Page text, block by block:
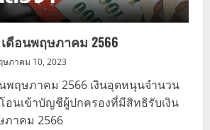
ดือนพฤษภาคม 2566
ษภาคม 10, 2023
พฤษภาคม 2566 เงินอุดหนุนจำนวน
อนเข้าบัญชีผู้ปกครองที่มีสิทธิรับเงิน
ภาคม 2566